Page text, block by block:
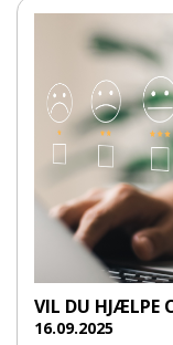
VIL DU HJÆLPE
16.09.2025